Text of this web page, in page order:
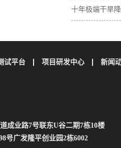
壤碳取决于植
十年极端干旱
试平台 项目研发中心
新闻
成业路7号联东U谷二期7栋10楼
广发隆平创业园2栋6002